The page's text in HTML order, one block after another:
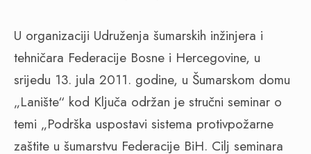
U organizaciji Udruženja šumarskih inžinjera i
tehničara Federacije Bosne i Hercegovine, u
srijedu 13. jula 2011. godine, u Šumarskom domu
„Lanište“ kod Ključa održan je stručni seminar o
temi „Podrška uspostavi sistema protivpožarne
zaštite u šumarstvu Federacije BiH. Cilj seminara